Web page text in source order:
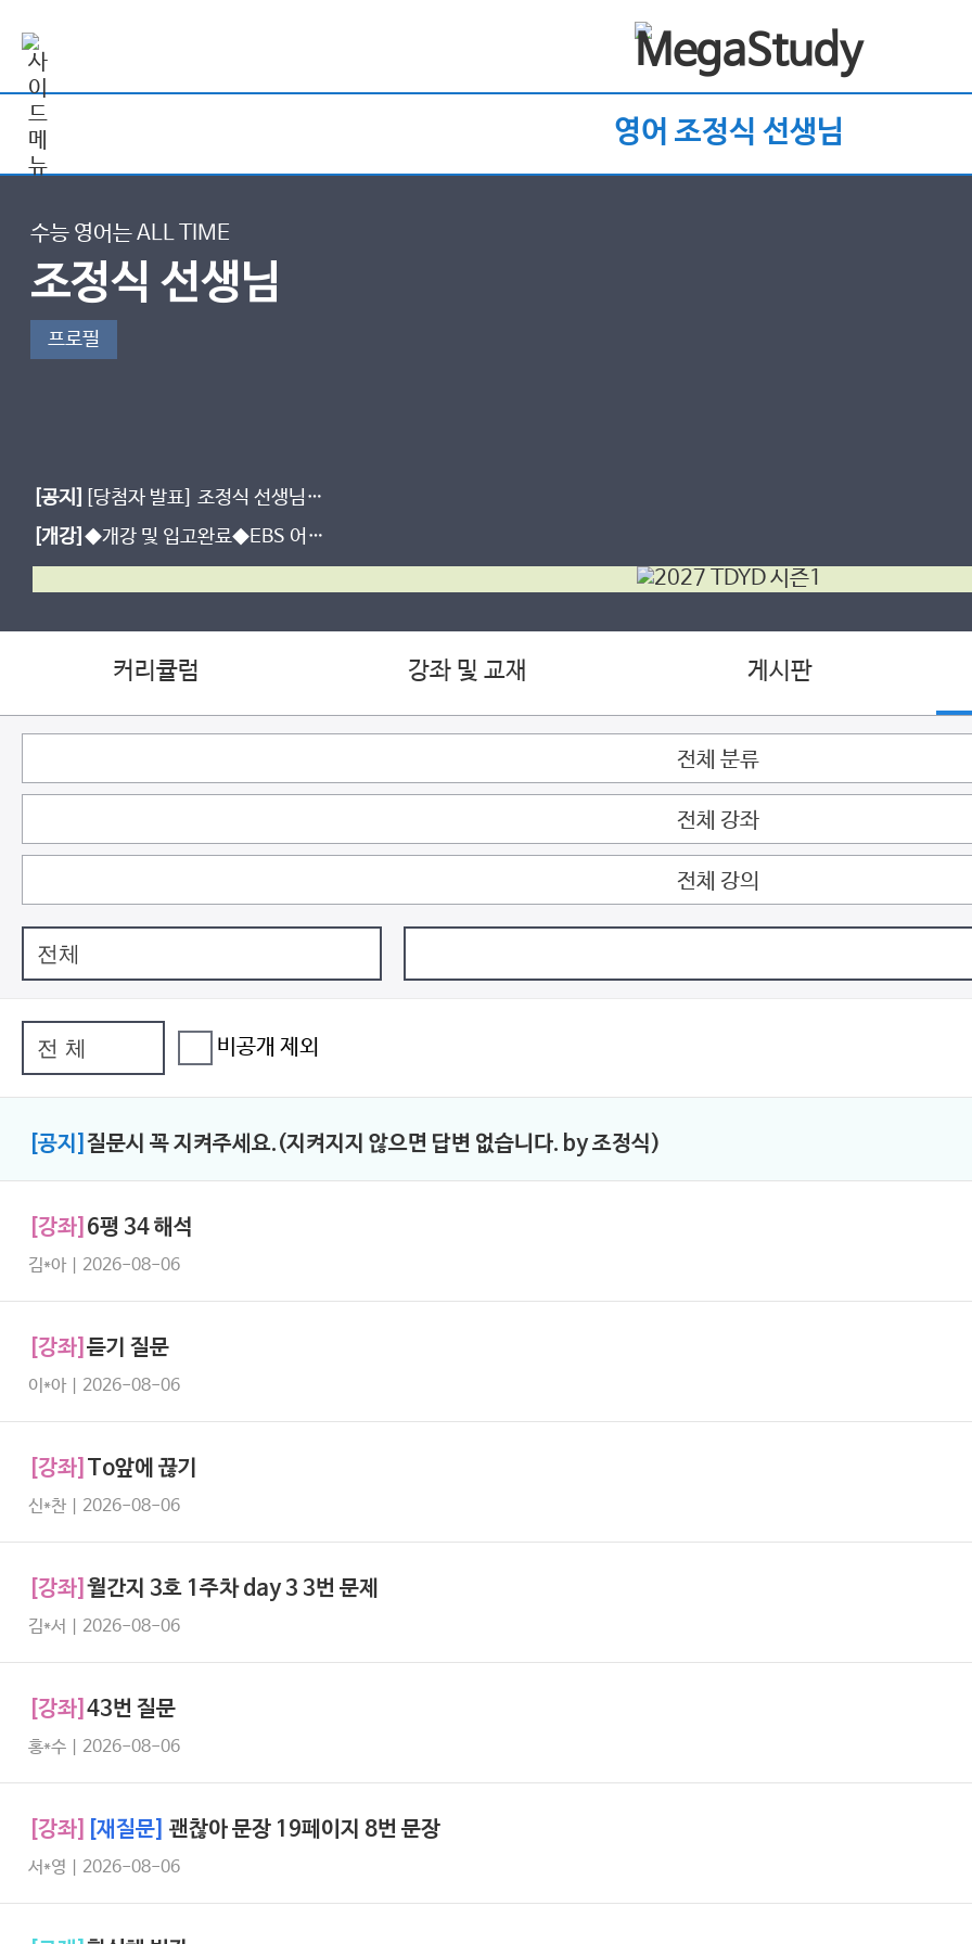
영어 조정식 선생님
수능 영어는 ALL TIME
조정식 선생님
프로필
[공지]
[당첨자 발표] 조정식 선생님
여름방학 학습다짐 이벤트
[개강] ◆개강 및 입고완료◆EBS 어휘
커리큘럼 강좌 및 교재 게시판
전체 분류
전체 강좌
전체 강의
비공개 제외
[공지] 질문시 꼭 지켜주세요.(지켜지지 않으면 답변 없습니다. by 조정식)
[강좌] 6평 34 해석
김*아 | 2026-08-06
[강좌] 듣기 질문
이*아 | 2026-08-06
[강좌] To앞에 끊기
신*찬 | 2026-08-06
[강좌] 월간지 3호 1주차 day 3 3번 문제
김*서 | 2026-08-06
[강좌] 43번 질문
홍*수 | 2026-08-06
[강좌] [재질문] 괜찮아 문장 19페이지 8번 문장
서*영 | 2026-08-06